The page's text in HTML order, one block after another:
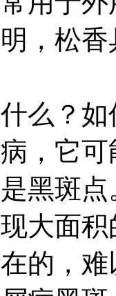
，松香
么？
，它
黑斑
大面
的，